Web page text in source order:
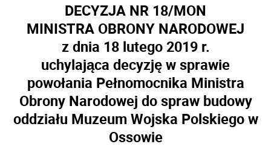
DECYZJA NR 18/MON
MINISTRA OBRONY NARODOWEJ
z dnia 18 lutego 2019 r.
uchylająca decyzję w sprawie
powołania Pełnomocnika Ministra
Obrony Narodowej do spraw budowy
oddziału Muzeum Wojska Polskiego w
Ossowie